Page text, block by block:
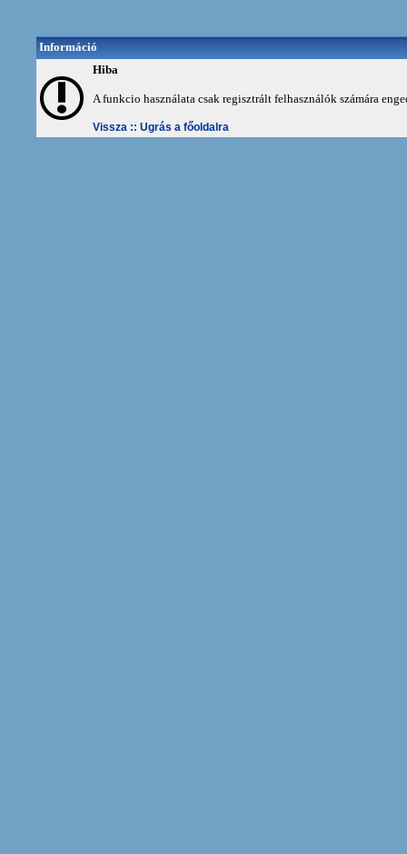
Információ
Hiba
A funkcio használata csak regisztrált felhasználók számára
Vissza :: Ugrás a főoldalra